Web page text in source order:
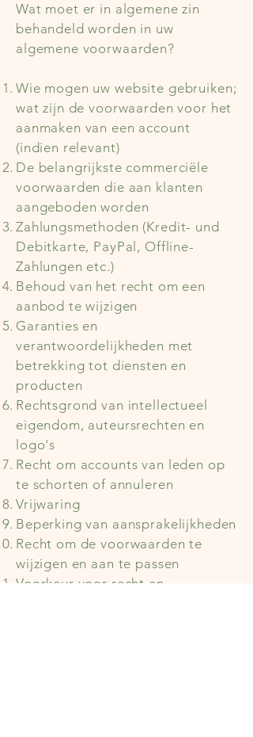
Wat moet er in algemene zin
behandeld worden in uw
algemene voorwaarden?
Wie mogen uw website gebruiken;
wat zijn de voorwaarden voor het
aanmaken van een account
(indien relevant)
De belangrijkste commerciële
voorwaarden die aan klanten
aangeboden worden
Zahlungsmethoden (Kredit- und
Debitkarte, PayPal, Offline-
Zahlungen etc.)
Behoud van het recht om een
aanbod te wijzigen
Garanties en
verantwoordelijkheden met
betrekking tot diensten en
producten
Rechtsgrond van intellectueel
eigendom, auteursrechten en
logo's
Recht om accounts van leden op
te schorten of annuleren
Vrijwaring
Beperking van aansprakelijkheden
Recht om de voorwaarden te
wijzigen en aan te passen
Voorkeur voor recht en